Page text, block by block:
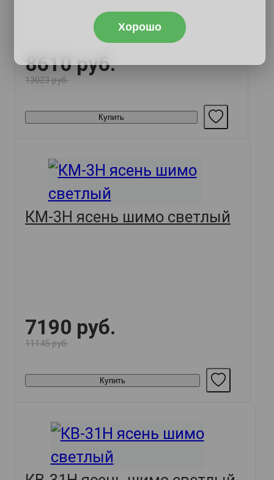
8610 руб.
13023 руб.
Купить
КМ-3Н ясень шимо светлый
7190 руб.
11145 руб.
Купить
Хорошо